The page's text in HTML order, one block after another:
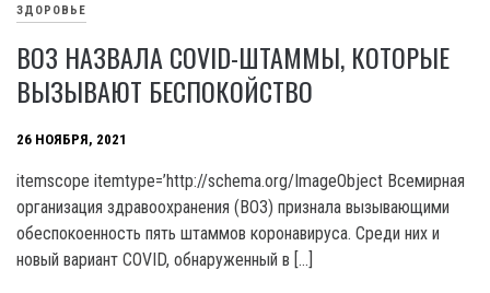
ЗДОРОВЬЕ
ВОЗ НАЗВАЛА COVID-ШТАММЫ, КОТОРЫЕ
ВЫЗЫВАЮТ БЕСПОКОЙСТВО
26 НОЯБРЯ, 2021
itemscope itemtype=’http://schema.org/ImageObject Всемирная
организация здравоохранения (ВОЗ) признала вызывающими
обеспокоенность пять штаммов коронавируса. Среди них и
новый вариант COVID, обнаруженный в […]